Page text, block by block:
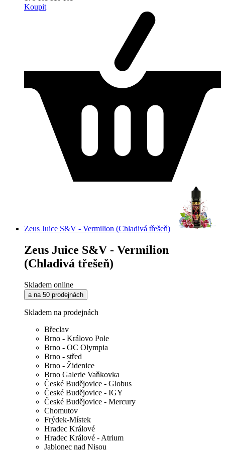
Koupit
Zeus Juice S&V - Vermilion (Chladivá třešeň)
Zeus Juice S&V - Vermilion
(Chladivá třešeň)
Skladem online
a na 50 prodejnách
Skladem na prodejnách
Břeclav
Brno - Královo Pole
Brno - OC Olympia
Brno - střed
Brno - Židenice
Brno Galerie Vaňkovka
České Budějovice - Globus
České Budějovice - IGY
České Budějovice - Mercury
Chomutov
Frýdek-Místek
Hradec Králové
Hradec Králové - Atrium
Jablonec nad Nisou